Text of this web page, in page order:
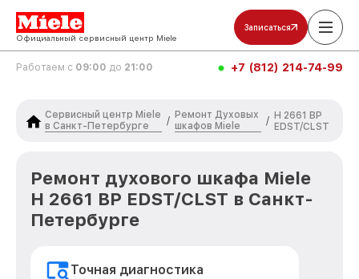
Официальный сервисный центр Miele
Записаться
Работаем с 09:00 до 21:00 +7 (812) 214-74-99
Сервисный центр Miele
в Санкт-Петербурге
/
Ремонт Духовых
шкафов Miele
/ H 2661 BP
EDST/CLST
Ремонт духового шкафа Miele
H 2661 BP EDST/CLST в Санкт-
Петербурге
Точная диагностика